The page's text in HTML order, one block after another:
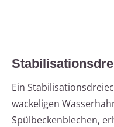
Ein
wackeligen
Spülbeckenblechen,